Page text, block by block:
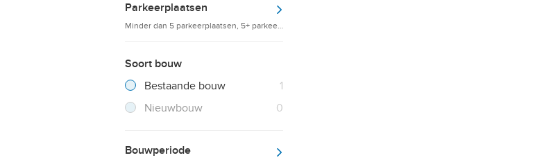
Parkeerplaatsen
Minder dan 5 parkeerplaatsen, 5+ parkeerplaatsen, 10+ parkeerplaatsen
Soort bouw
Filter verwijderen
Bestaande bouw 1
Resultaten
Nieuwbouw
0
Resultaten
Bouwperiode